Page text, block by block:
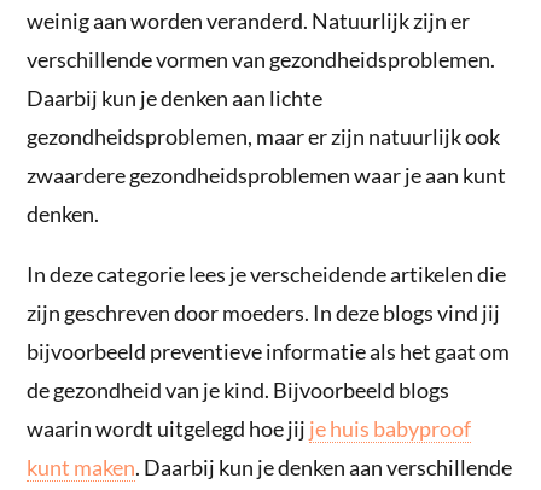
weinig aan worden veranderd. Natuurlijk zijn er
verschillende vormen van gezondheidsproblemen.
Daarbij kun je denken aan lichte
gezondheidsproblemen, maar er zijn natuurlijk ook
zwaardere gezondheidsproblemen waar je aan kunt
denken.
In deze categorie lees je verscheidende artikelen die
zijn geschreven door moeders. In deze blogs vind jij
bijvoorbeeld preventieve informatie als het gaat om
de gezondheid van je kind. Bijvoorbeeld blogs
waarin wordt uitgelegd hoe jij je huis babyproof
kunt maken. Daarbij kun je denken aan verschillende